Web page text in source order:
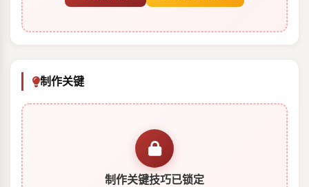
制作关键
制作关键技巧已锁定